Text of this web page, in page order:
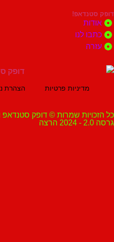
לנו
מדיניות פרטיות הצהרת נגישות
שמרות © דופק סטנדאפ ובידור 2014-2024.